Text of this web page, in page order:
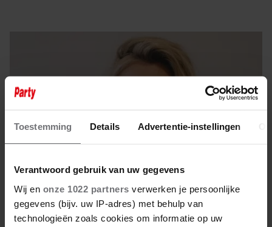
Toestemming Details Advertentie-instellingen
Verantwoord gebruik van uw gegevens
Wij en onze 1022 partners verwerken je persoonlijke
gegevens (bijv. uw IP-adres) met behulp van
technologieën zoals cookies om informatie op uw
3 oktober 2022